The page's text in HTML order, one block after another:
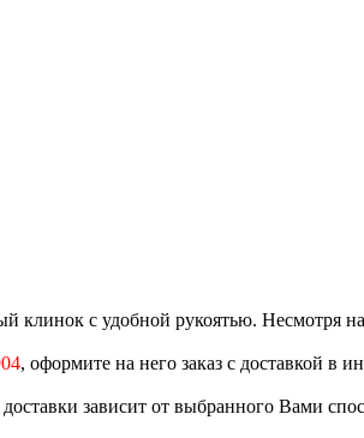
клинок с удобной рукоятью. Несмотря
, оформите на него заказ с доставкой в
доставки зависит от выбранного Вами